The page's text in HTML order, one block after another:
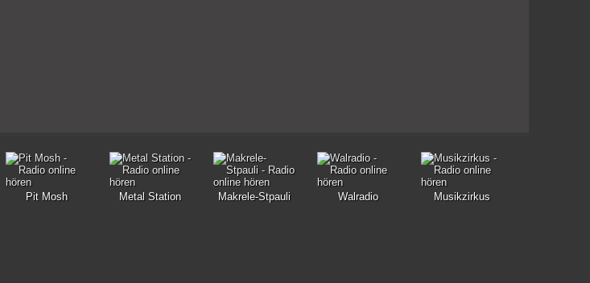
Pit Mosh Metal Station Makrele-Stpauli Walradio Musikzirkus